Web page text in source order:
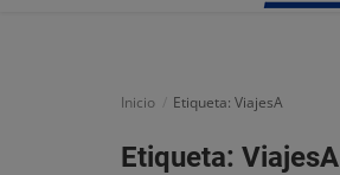
Inicio Etiqueta: ViajesA
Etiqueta: ViajesA